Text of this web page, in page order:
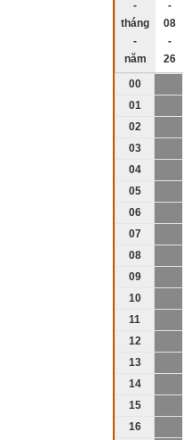
-
tháng
-
năm
-
08
-
26
00
01
02
03
04
05
06
07
08
09
10
11
12
13
14
15
16